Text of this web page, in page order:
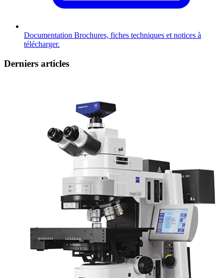
Documentation Brochures, fiches techniques et notices à
télécharger.
Derniers articles